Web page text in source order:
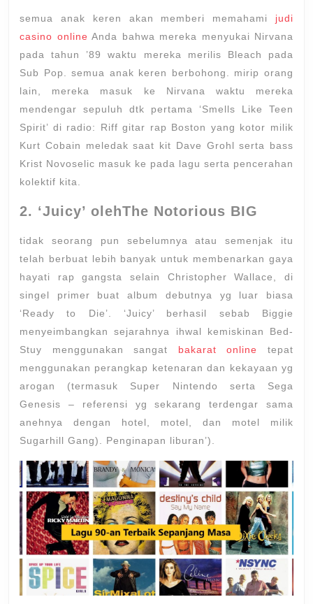
semua anak keren akan memberi memahami judi
casino online Anda bahwa mereka menyukai Nirvana
pada tahun ’89 waktu mereka merilis Bleach pada
Sub Pop. semua anak keren berbohong. mirip orang
lain, mereka masuk ke Nirvana waktu mereka
mendengar sepuluh dtk pertama ‘Smells Like Teen
Spirit’ di radio: Riff gitar rap Boston yang kotor milik
Kurt Cobain meledak saat kit Dave Grohl serta bass
Krist Novoselic masuk ke pada lagu serta pencerahan
kolektif kita.
2. ‘Juicy’ olehThe Notorious BIG
tidak seorang pun sebelumnya atau semenjak itu
telah berbuat lebih banyak untuk membenarkan gaya
hayati rap gangsta selain Christopher Wallace, di
singel primer buat album debutnya yg luar biasa
‘Ready to Die’. ‘Juicy’ berhasil sebab Biggie
menyeimbangkan sejarahnya ihwal kemiskinan Bed-
Stuy menggunakan sangat bakarat online tepat
menggunakan perangkap ketenaran dan kekayaan yg
arogan (termasuk Super Nintendo serta Sega
Genesis – referensi yg sekarang terdengar sama
anehnya dengan hotel, motel, dan motel milik
Sugarhill Gang). Penginapan liburan’).